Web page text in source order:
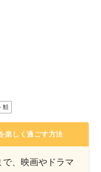
鮭
楽しく過ごす方法
、映画やドラマ